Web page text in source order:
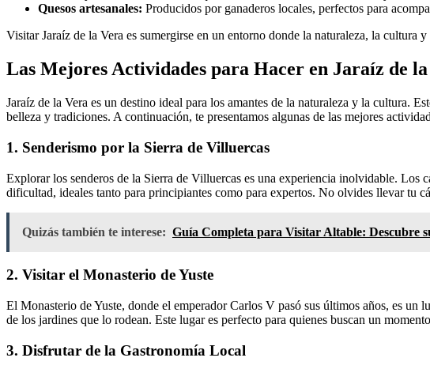
Quesos artesanales: Producidos por ganaderos locales, perfectos para
Visitar Jaraíz de la Vera es sumergirse en un entorno donde la naturaleza, la cultura
Las Mejores Actividades para Hacer en Jaraíz de
Jaraíz de la Vera es un destino ideal para los amantes de la naturaleza y la cultura.
belleza y tradiciones. A continuación, te presentamos algunas de las mejores
1. Senderismo por la Sierra de Villuercas
Explorar los senderos de la Sierra de Villuercas es una experiencia inolvidable. Los
dificultad, ideales tanto para principiantes como para expertos. No olvides llevar tu
Quizás también te interese: Guía Completa para Visitar Altable: Descubre
2. Visitar el Monasterio de Yuste
El Monasterio de Yuste, donde el emperador Carlos V pasó sus últimos años, es
de los jardines que lo rodean. Este lugar es perfecto para quienes buscan un
3. Disfrutar de la Gastronomía Local